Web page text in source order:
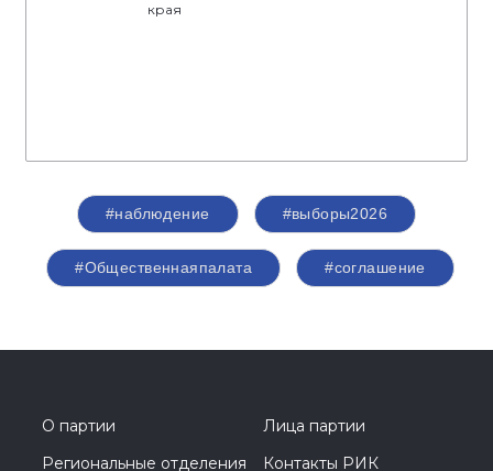
края
#наблюдение #выборы2026
#Общественнаяпалата #соглашение
О партии
Лица партии
Региональные отделения
Контакты РИК